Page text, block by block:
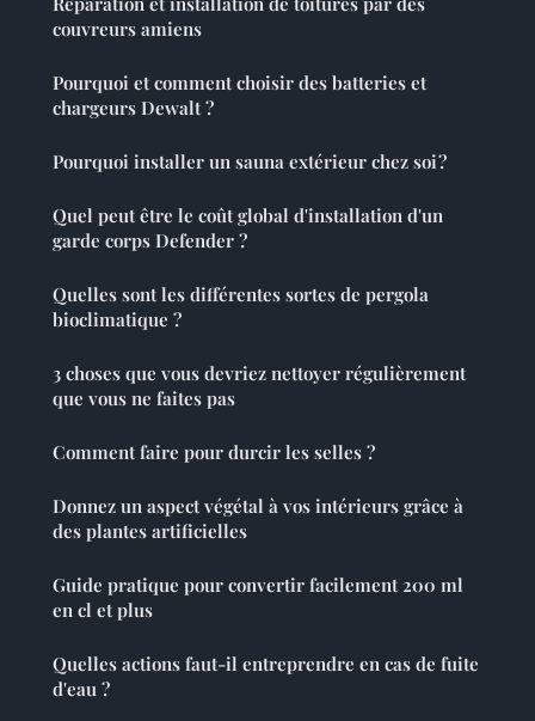
couvreurs amiens
Pourquoi et comment choisir des batteries et
chargeurs Dewalt ?
Pourquoi installer un sauna extérieur chez soi ?
Quel peut être le coût global d'installation d'un
garde corps Defender ?
Quelles sont les différentes sortes de pergola
bioclimatique ?
3 choses que vous devriez nettoyer régulièrement
que vous ne faites pas
Comment faire pour durcir les selles ?
Donnez un aspect végétal à vos intérieurs grâce à
des plantes artificielles
Guide pratique pour convertir facilement 200 ml
en cl et plus
Quelles actions faut-il entreprendre en cas de fuite
d'eau ?